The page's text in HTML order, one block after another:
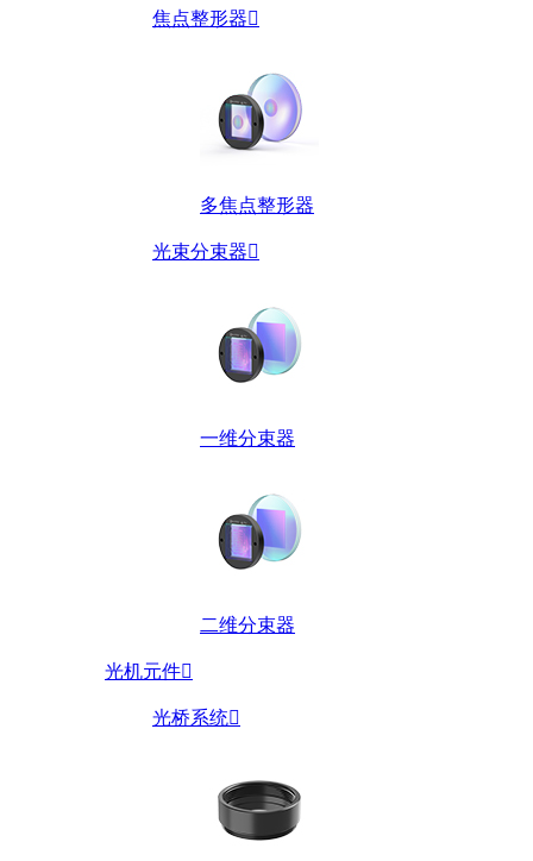
焦点整形器
多焦点整形器
光束分束器
一维分束器
二维分束器
光机元件
光桥系统